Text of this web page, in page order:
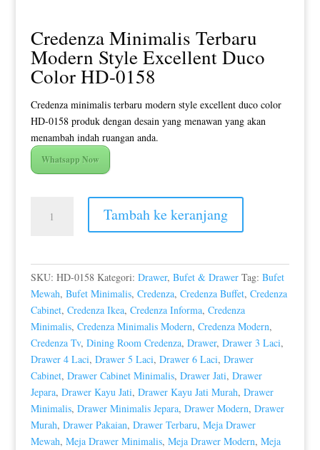
Credenza Minimalis Terbaru
Modern Style Excellent Duco
Color HD-0158
Credenza minimalis terbaru modern style excellent duco color
HD-0158 produk dengan desain yang menawan yang akan
menambah indah ruangan anda.
Whatsapp Now
Credenza
Excellent
Tambah ke keranjang
SKU: HD-0158 Kategori: Drawer, Bufet & Drawer Tag: Bufet
Mewah, Bufet Minimalis, Credenza, Credenza Buffet, Credenza
Cabinet, Credenza Ikea, Credenza Informa, Credenza
Minimalis, Credenza Minimalis Modern, Credenza Modern,
Credenza Tv, Dining Room Credenza, Drawer, Drawer 3 Laci,
Drawer 4 Laci, Drawer 5 Laci, Drawer 6 Laci, Drawer
Cabinet, Drawer Cabinet Minimalis, Drawer Jati, Drawer
Jepara, Drawer Kayu Jati, Drawer Kayu Jati Murah, Drawer
Minimalis, Drawer Minimalis Jepara, Drawer Modern, Drawer
Murah, Drawer Pakaian, Drawer Terbaru, Meja Drawer
Mewah, Meja Drawer Minimalis, Meja Drawer Modern, Meja